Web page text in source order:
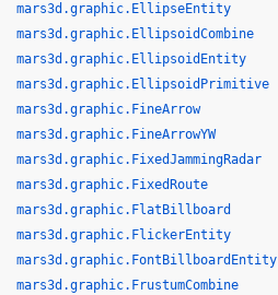
mars3d.graphic.EllipseEntity
mars3d.graphic.EllipsoidCombine
mars3d.graphic.EllipsoidEntity
mars3d.graphic.EllipsoidPrimitive
mars3d.graphic.FineArrow
mars3d.graphic.FineArrowYW
mars3d.graphic.FixedJammingRadar
mars3d.graphic.FixedRoute
mars3d.graphic.FlatBillboard
mars3d.graphic.FlickerEntity
mars3d.graphic.FontBillboardEntity
mars3d.graphic.FrustumCombine